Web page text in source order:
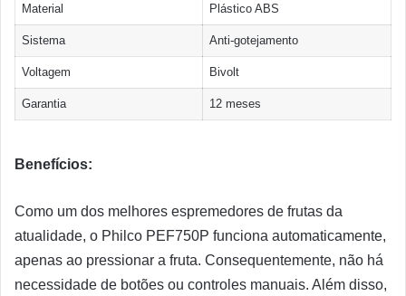
Material Plástico ABS
Sistema Anti-gotejamento
Voltagem Bivolt
Garantia 12 meses
Benefícios:
Como um dos melhores espremedores de frutas da
atualidade, o Philco PEF750P funciona automaticamente,
apenas ao pressionar a fruta. Consequentemente, não há
necessidade de botões ou controles manuais. Além disso,